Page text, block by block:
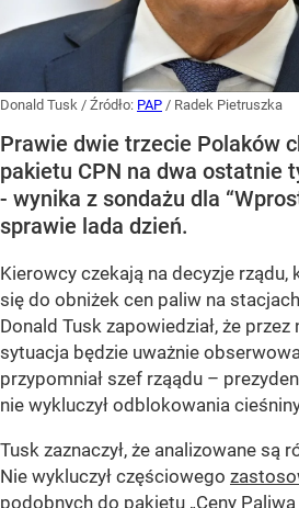
Donald Tusk / Źródło: PAP / Radek Pietruszka
Prawie dwie trzecie Polaków
pakietu CPN na dwa ostatnie
- wynika z sondażu dla
sprawie lada dzień.
Kierowcy czekają na decyzje rządu,
się do obniżek cen paliw na
Donald Tusk zapowiedział, że
sytuacja będzie uważnie
przypomniał szef rząądu –
nie wykluczył odblokowania
Tusk zaznaczył, że analizowane są
Nie wykluczył częściowego
podobnych do pakietu „Ceny Paliwa